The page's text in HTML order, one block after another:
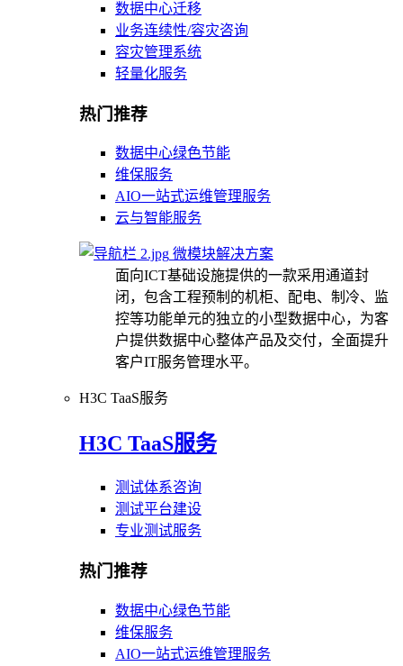
数据中心迁移
业务连续性/容灾咨询
容灾管理系统
轻量化服务
热门推荐
数据中心绿色节能
维保服务
AIO一站式运维管理服务
云与智能服务
微模块解决方案
面向ICT基础设施提供的一款采用通道封
闭，包含工程预制的机柜、配电、制冷、监
控等功能单元的独立的小型数据中心，为客
户提供数据中心整体产品及交付，全面提升
客户IT服务管理水平。
H3C TaaS服务
H3C TaaS服务
测试体系咨询
测试平台建设
专业测试服务
热门推荐
数据中心绿色节能
维保服务
AIO一站式运维管理服务